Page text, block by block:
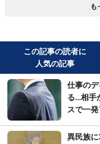
も
この記事の読者に
人気の記事
仕事の
る...相手
スで一
異民族